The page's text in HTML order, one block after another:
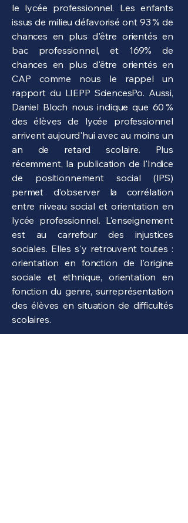
le lycée professionnel. Les enfants
issus de milieu défavorisé ont 93 % de
chances en plus d'être orientés en
bac professionnel, et 169% de
chances en plus d'être orientés en
CAP comme nous le rappel un
rapport du LIEPP SciencesPo. Aussi,
Daniel Bloch nous indique que 60 %
des élèves de lycée professionnel
arrivent aujourd'hui avec au moins un
an de retard scolaire. Plus
récemment, la publication de l'Indice
de positionnement social (IPS)
permet d'observer la corrélation
entre niveau social et orientation en
lycée professionnel. L'enseignement
est au carrefour des injustices
sociales. Elles s'y retrouvent toutes :
orientation en fonction de l'origine
sociale et ethnique, orientation en
fonction du genre, surreprésentation
des élèves en situation de difficultés
scolaires.